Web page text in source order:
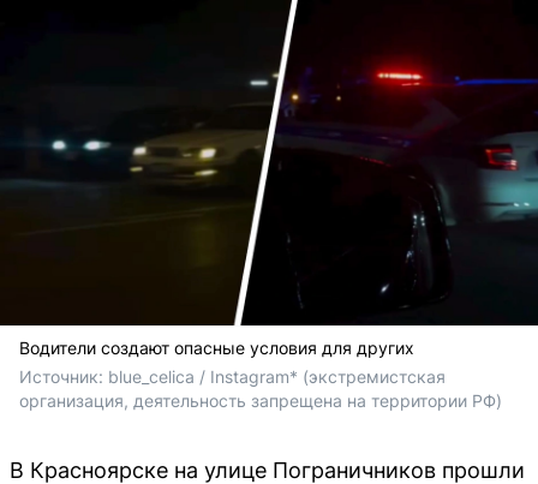
Водители создают опасные условия для других
Источник: blue_celica / Instagram* (экстремистская
организация, деятельность запрещена на территории РФ)
В Красноярске на улице Пограничников прошли